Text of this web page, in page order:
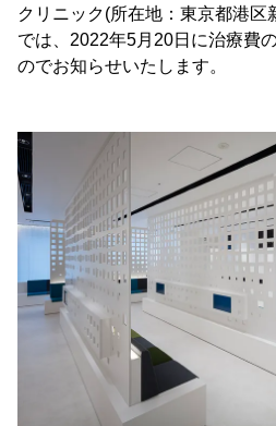
クリニック(所在地：東京都港
では、2022年5月20日に治療費
のでお知らせいたします。